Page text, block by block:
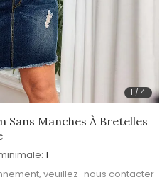
1 /4
Sans Manches À Bretelles
1
veuillez nous contacter